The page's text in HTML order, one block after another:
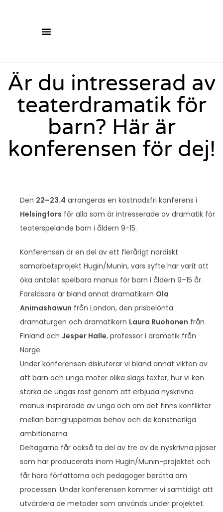
Är du intresserad av
teaterdramatik för
barn? Här är
konferensen för dej!
Den 22–23.4 arrangeras en kostnadsfri konferens i
Helsingfors för alla som är intresserade av dramatik för
teaterspelande barn i åldern 9-15.
Konferensen är en del av ett flerårigt nordiskt
samarbetsprojekt Hugin/Munin, vars syfte har varit att
öka antalet spelbara manus för barn i åldern 9–15 år.
Föreläsare är bland annat dramatikern Ola
Animashawun från London, den prisbelönta
dramaturgen och dramatikern Laura Ruohonen från
Finland och Jesper Halle, professor i dramatik från
Norge.
Under konferensen diskuterar vi bland annat vikten av
att barn och unga möter olika slags texter, hur vi kan
stärka de ungas röst genom att erbjuda nyskrivna
manus inspirerade av unga och om det finns konflikter
mellan barngruppernas behov och de konstnärliga
ambitionerna.
Deltagarna får också ta del av tre av de nyskrivna pjäser
som har producerats inom Hugin/Munin-projektet och
får höra författarna och pedagoger berätta om
processen. Under konferensen kommer vi samtidigt att
utvärdera de metoder som används under projektet.